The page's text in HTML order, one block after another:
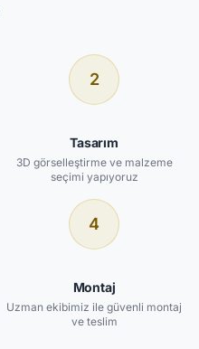
2
Tasarım
3D görselleştirme ve malzeme
seçimi yapıyoruz
4
Montaj
Uzman ekibimiz ile güvenli montaj
ve teslim